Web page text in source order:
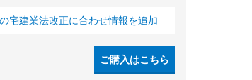
宅建業法改正に合わせ情報を追加
ご購入はこちら